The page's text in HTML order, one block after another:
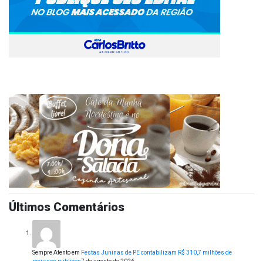
Últimos Comentários
Sempre Atentoem Festas Juninas de PE contabilizam R$ 310,7 milhões de